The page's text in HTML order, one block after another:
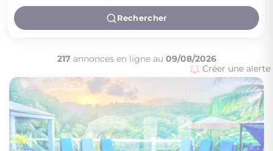
Rechercher
217 annonces en ligne au 09/08/2026
Créer une alerte